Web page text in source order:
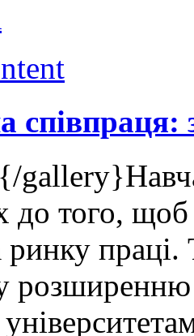
співпраця:
до того,
праці.
розширенню